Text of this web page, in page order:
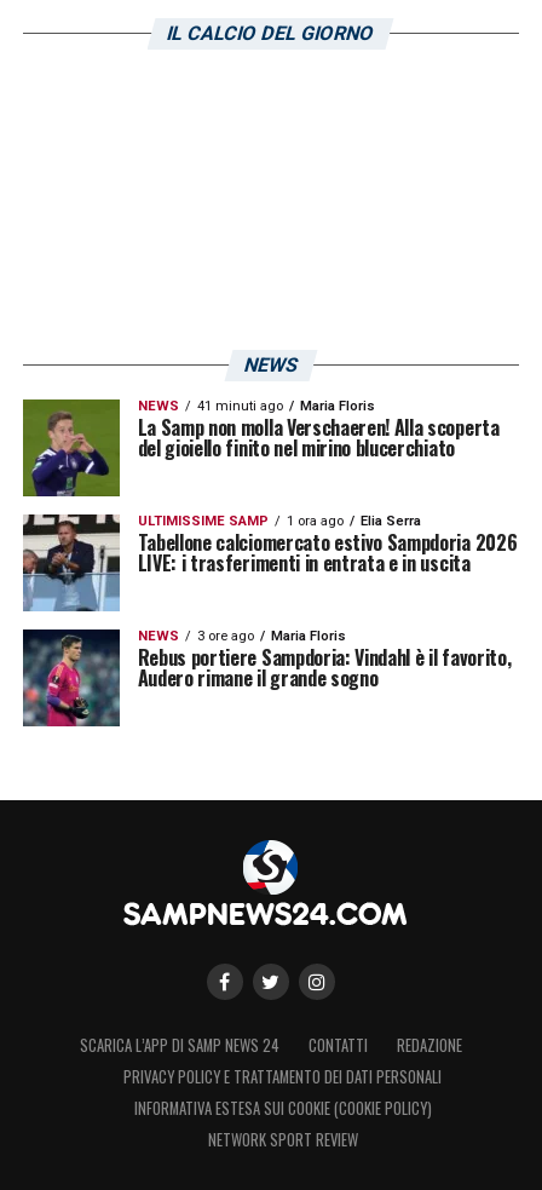
sul giovane portiere.
IL CALCIO DEL GIORNO
NEWS
NEWS 41 minuti ago Maria Floris
La Samp non molla Verschaeren! Alla scoperta
del gioiello finito nel mirino blucerchiato
ULTIMISSIME SAMP 1 ora ago Elia Serra
Tabellone calciomercato estivo Sampdoria 2026
LIVE: i trasferimenti in entrata e in uscita
NEWS 3 ore ago Maria Floris
Rebus portiere Sampdoria: Vindahl è il favorito,
Audero rimane il grande sogno
SCARICA L’APP DI SAMP NEWS 24 CONTATTI
REDAZIONE
PRIVACY POLICY E TRATTAMENTO DEI DATI PERSONALI
INFORMATIVA ESTESA SUI COOKIE (COOKIE POLICY)
NETWORK SPORT REVIEW